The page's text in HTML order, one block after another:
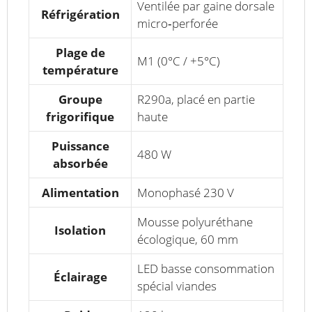
Réfrigération
Ventilée par gaine dorsale
micro‑perforée
Plage de
température
M1 (0°C / +5°C)
Groupe
frigorifique
R290a, placé en partie
haute
Puissance
absorbée
480 W
Alimentation Monophasé 230 V
Isolation
Mousse polyuréthane
écologique, 60 mm
Éclairage
LED basse consommation
spécial viandes